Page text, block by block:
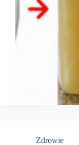
Zdrowie